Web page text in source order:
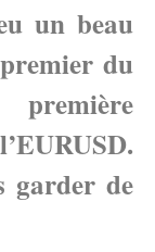
un beau
du
garder de